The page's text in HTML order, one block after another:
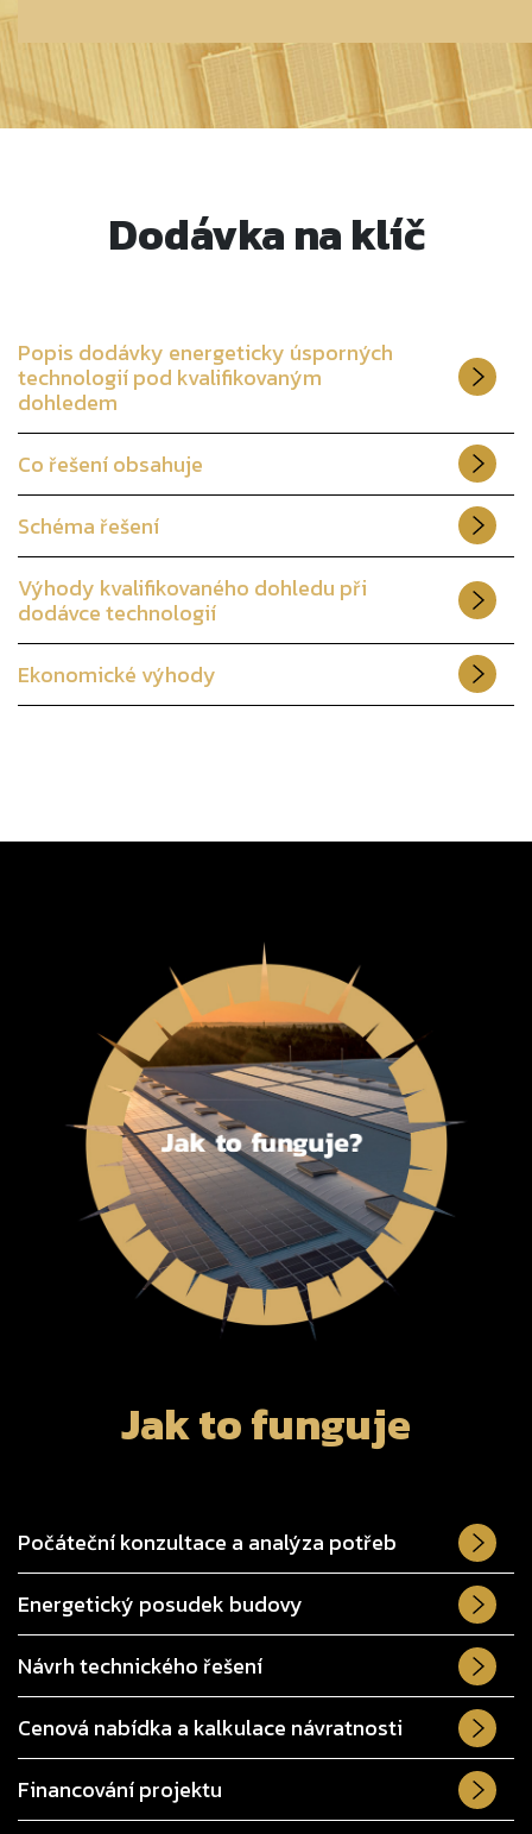
Dodávka na klíč
Popis dodávky energeticky úsporných
technologií pod kvalifikovaným
dohledem
Co řešení obsahuje
Schéma řešení
Výhody kvalifikovaného dohledu při
dodávce technologií
Ekonomické výhody
Jak to funguje
Počáteční konzultace a analýza potřeb
Energetický posudek budovy
Návrh technického řešení
Cenová nabídka a kalkulace návratnosti
Financování projektu